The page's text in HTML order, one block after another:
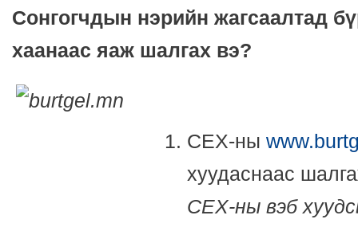
Сонгогчдын нэрийн жагсаалтад
хаанаас яаж шалгах вэ?
СЕХ-ны www.b
хуудаснаас
СЕХ-ны вэб